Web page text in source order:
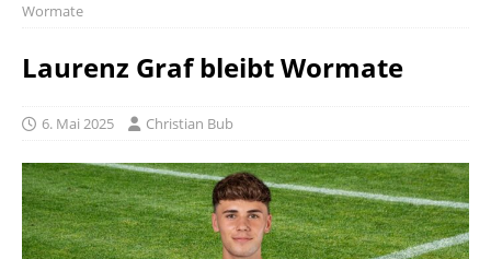
Wormate
Laurenz Graf bleibt Wormate
6. Mai 2025 Christian Bub